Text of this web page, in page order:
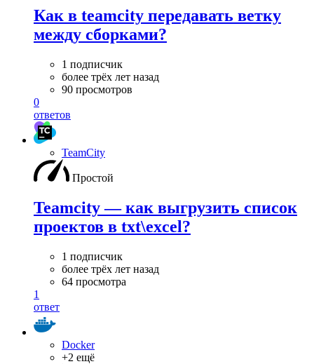
Как в teamcity передавать ветку
между сборками?
1 подписчик
более трёх лет назад
90 просмотров
0
ответов
TeamCity
Простой
Teamcity — как выгрузить список
проектов в txt\excel?
1 подписчик
более трёх лет назад
64 просмотра
1
ответ
Docker
+2 ещё